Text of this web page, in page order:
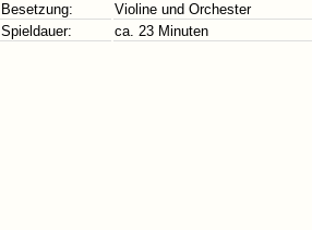
Besetzung:
Violine und Orchester
Spieldauer:
ca. 23 Minuten